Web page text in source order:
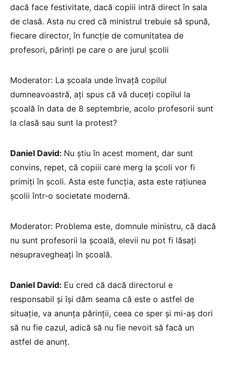
dacă face festivitate, dacă copiii intră direct în sala
de clasă. Asta nu cred că ministrul trebuie să spună,
fiecare director, în funcție de comunitatea de
profesori, părinți pe care o are jurul școlii
Moderator: La școala unde învață copilul
dumneavoastră, ați spus că vă duceți copilul la
școală în data de 8 septembrie, acolo profesorii sunt
la clasă sau sunt la protest?
Daniel David: Nu știu în acest moment, dar sunt
convins, repet, că copiii care merg la școli vor fi
primiți în școli. Asta este funcția, asta este rațiunea
școlii într-o societate modernă.
Moderator: Problema este, domnule ministru, că dacă
nu sunt profesorii la școală, elevii nu pot fi lăsați
nesupravegheați în școală.
Daniel David: Eu cred că dacă directorul e
responsabil și își dăm seama că este o astfel de
situație, va anunța părinții, ceea ce sper și mi-aș dori
să nu fie cazul, adică să nu fie nevoit să facă un
astfel de anunț.